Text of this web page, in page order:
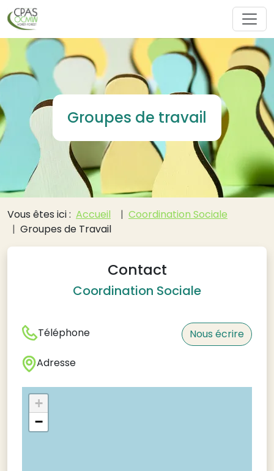
Aller au contenu principal
Groupes de travail
Fil d'Ariane
Vous êtes ici : Accueil
Coordination Sociale
Groupes de Travail
Contact
Coordination Sociale
Téléphone Nous écrire
Adresse
+
−